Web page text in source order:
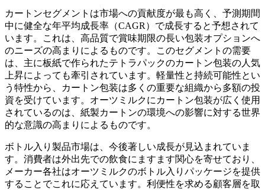
カートンセグメントは市場への貢献度が最も高く、予測期間
中に健全な年平均成長率（CAGR）で成長すると予想されて
います。これは、高品質で賞味期限の長い包装オプションへ
のニーズの高まりによるものです。このセグメントの需要
は、主に板紙で作られたテトラパックのカートン包装の人気
上昇によっても牽引されています。軽量性と持続可能性とい
う特性から、カートン包装は多くの重要な組織から多額の投
資を受けています。オーツミルクにカートン包装が広く使用
されているのは、紙製カートンの環境への影響に対する世界
的な意識の高まりによるものです。
ボトル入り製品市場は、今後著しい成長が見込まれていま
す。消費者は外出先での飲食にますます関心を寄せており、
メーカー各社はオーツミルクのボトル入りパッケージを提供
することでこれに応えています。利便性を求める顧客層を取